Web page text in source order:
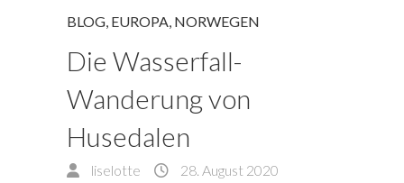
BLOG, EUROPA, NORWEGEN
Die Wasserfall-
Wanderung von
Husedalen
liselotte
28. August 2020